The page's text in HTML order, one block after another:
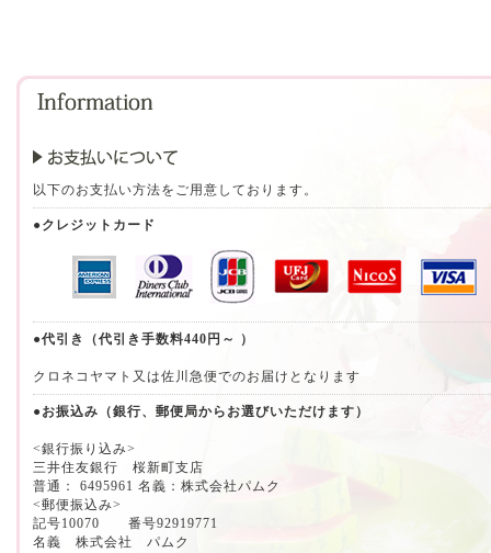
以下のお支払い方法をご用意しております。
●クレジットカード
●代引き（代引き手数料440円～ ）
クロネコヤマト又は佐川急便でのお届けとなります
●お振込み（銀行、郵便局からお選びいただけます）
<銀行振り込み>
三井住友銀行 桜新町支店
普通： 6495961 名義：株式会社パムク
<郵便振込み>
記号10070 番号92919771
名義 株式会社 パムク